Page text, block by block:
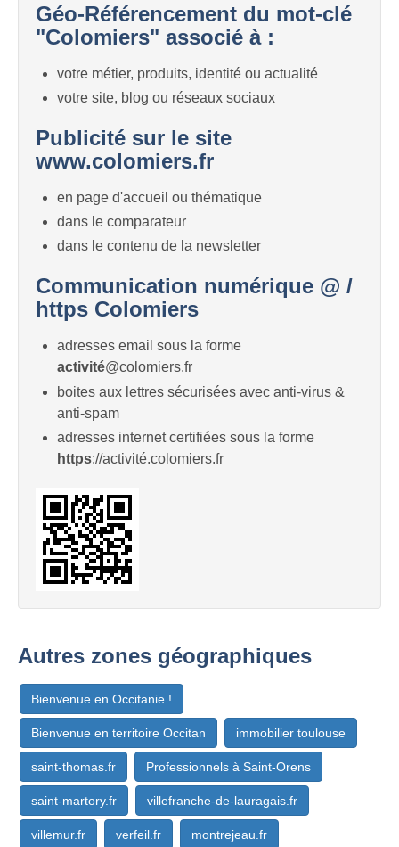
Géo-Référencement du mot-clé
"Colomiers" associé à :
votre métier, produits, identité ou actualité
votre site, blog ou réseaux sociaux
Publicité sur le site
www.colomiers.fr
en page d'accueil ou thématique
dans le comparateur
dans le contenu de la newsletter
Communication numérique @ /
https Colomiers
adresses email sous la forme
activité@colomiers.fr
boites aux lettres sécurisées avec anti-virus &
anti-spam
adresses internet certifiées sous la forme
https://activité.colomiers.fr
Autres zones géographiques
Bienvenue en Occitanie !
Bienvenue en territoire Occitan immobilier toulouse
saint-thomas.fr Professionnels à Saint-Orens
saint-martory.fr villefranche-de-lauragais.fr
villemur.fr verfeil.fr montrejeau.fr